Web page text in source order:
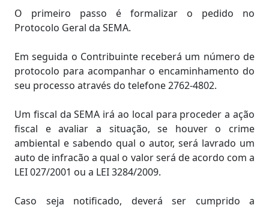
O primeiro passo é formalizar o pedido no
Protocolo Geral da SEMA.
Em seguida o Contribuinte receberá um número de
protocolo para acompanhar o encaminhamento do
seu processo através do telefone 2762-4802.
Um fiscal da SEMA irá ao local para proceder a ação
fiscal e avaliar a situação, se houver o crime
ambiental e sabendo qual o autor, será lavrado um
auto de infracão a qual o valor será de acordo com a
LEI 027/2001 ou a LEI 3284/2009.
Caso seja notificado, deverá ser cumprido a